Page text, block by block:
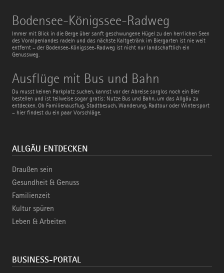
Bodensee-Königssee-Radweg
Immer mit Blick in die Berge über sanft geschwungene Hügel zu den herrlichen Seen
des Voralpenlandes radeln und das nächste Kaltgetränk im Biergarten ist nie weit
entfernt – der Bodensee-Königssee-Radweg ist nicht nur landschaftlich ein
Genussweg.
Bodensee-
Königssee-
Radweg
Ausflüge mit Bus und Bahn
Du musst keinen Parkplatz suchen, kannst vor der Abreise sorglos noch ein Bier
bestellen und ist teilweise sogar gratis: Nutze Bus und Bahn, um das Allgäu zu
entdecken. Ob Familienausflug, Stadtbesuch, Wanderung, Radtour oder Wintersport
– hier findest du ein paar Vorschläge.
Ausflüge
mit
Bus
und
Bahn
ALLGÄU ENTDECKEN
Draußen sein
Gesundheit & Genuss
Familienzeit
Kultur spüren
Leben & Arbeiten
BUSINESS-PORTAL